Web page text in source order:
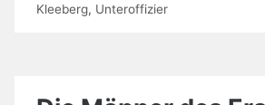
Kleeberg, Unteroffizier